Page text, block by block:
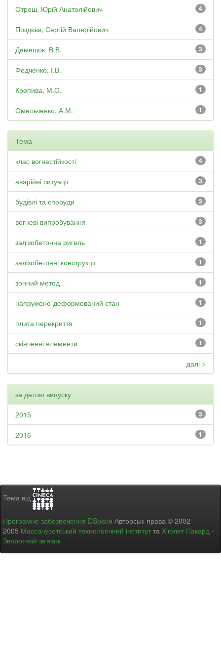
4
Отрош, Юрій Анатолійович
4
Поздєєв, Сергій Валерійович
3
Демешок, В.В.
3
Федченко, І.В.
1
Кропива, М.О.
1
Омельченко, А.М.
Тема
4
клас вогнестійкості
3
аварійні ситуації
3
будівлі та споруди
3
вогневі випробування
1
залізобетонна ригель
1
залізобетонні конструкції
1
зонний метод
1
напружено-деформований стан
1
плита перекриття
1
скінченні елементи
далі >
за датою випуску
3
2015
1
2016
Тема від
Програмне забезпечення DSpace Авторські права © 2002-
2005 Массачусетський технологічний інститут та Х’юлет Пакард -
Зворотний зв’язок